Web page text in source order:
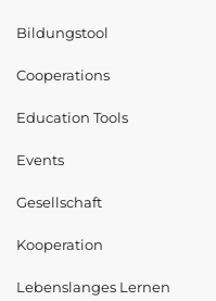
Bildungstool
Cooperations
Education Tools
Events
Gesellschaft
Kooperation
Lebenslanges Lernen